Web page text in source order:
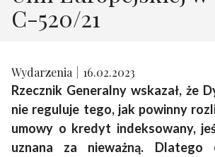
C-520/21
Wydarzenia 16.02.2023
Rzecznik Generalny wskazał, że
nie reguluje tego, jak powinny
umowy o kredyt indeksowany,
uznana za nieważną. Dlatego